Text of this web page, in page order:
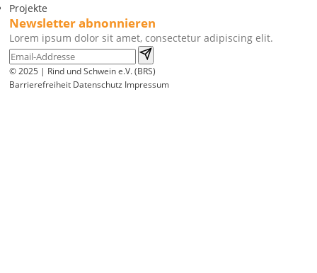
Projekte
Newsletter abnonnieren
Lorem ipsum dolor sit amet, consectetur adipiscing elit.
© 2025 | Rind und Schwein e.V. (BRS)
Barrierefreiheit Datenschutz Impressum